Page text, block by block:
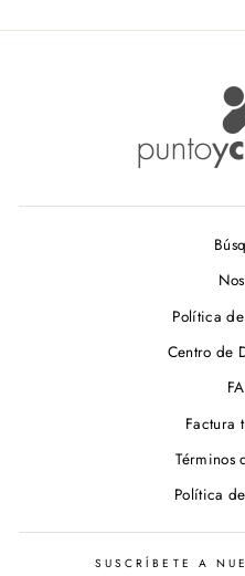
Política
Centro de
Factura
Términos
Política
SUSCRÍBETE A